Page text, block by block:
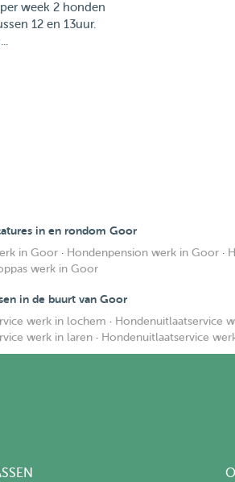
week 2 honden
12 en 13uur.
in en rondom Goor
in Goor · Hondenpension werk in Goor ·
werk in Goor
in de buurt van Goor
werk in lochem · Hondenuitlaatservice
werk in laren · Hondenuitlaatservice